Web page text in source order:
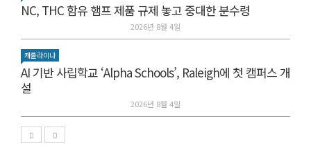
NC, THC 함유 햄프 제품 규제 놓고 중대한 분수령
2026년 8월 4일
캐롤라이나
AI 기반 사립학교 ‘Alpha Schools’, Raleigh에 첫 캠퍼스 개
설
2026년 8월 4일